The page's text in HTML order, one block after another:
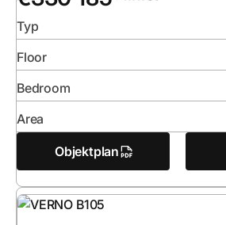
Typ
Floor
Bedroom
Area
Objektplan